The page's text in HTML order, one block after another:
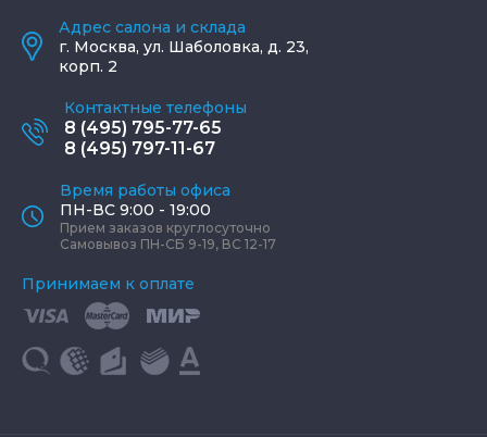
Адрес салона и склада
г. Москва, ул. Шаболовка, д. 23,
корп. 2
Контактные телефоны
8 (495) 795-77-65
8 (495) 797-11-67
Время работы офиса
ПН-ВС 9:00 - 19:00
Прием заказов круглосуточно
Самовывоз ПН-СБ 9-19, ВС 12-17
Принимаем к оплате